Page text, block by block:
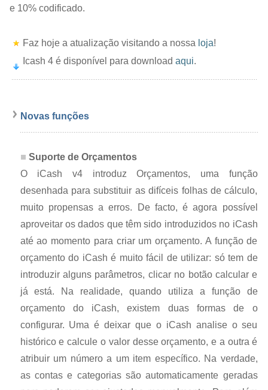
e 10% codificado.
Faz hoje a atualização visitando a nossa loja!
Icash 4 é disponível para download aqui.
Novas funções
Suporte de Orçamentos
O iCash v4 introduz Orçamentos, uma função
desenhada para substituir as difíceis folhas de cálculo,
muito propensas a erros. De facto, é agora possível
aproveitar os dados que têm sido introduzidos no iCash
até ao momento para criar um orçamento. A função de
orçamento do iCash é muito fácil de utilizar: só tem de
introduzir alguns parâmetros, clicar no botão calcular e
já está. Na realidade, quando utiliza a função de
orçamento do iCash, existem duas formas de o
configurar. Uma é deixar que o iCash analise o seu
histórico e calcule o valor desse orçamento, e a outra é
atribuir um número a um item específico. Na verdade,
as contas e categorias são automaticamente geradas